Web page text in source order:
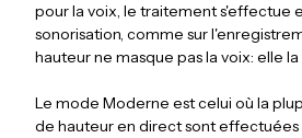
pour la voix, le traitement s'effectue
sonorisation, comme sur
hauteur ne masque pas la voix: elle
Le mode Moderne est celui où la
de hauteur en direct sont effectuées